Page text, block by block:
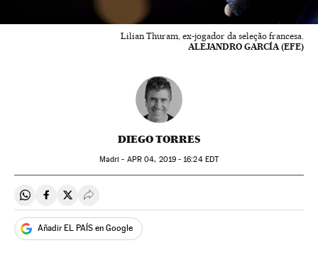
Lilian Thuram, ex-jogador da seleção francesa.
ALEJANDRO GARCÍA (EFE)
DIEGO TORRES
Madri - APR 04, 2019 - 16:24EDT
Compartir en Whatsapp
Compartir en Facebook
Compartir en Twitter
Desplegar Redes Sociales
Añadir EL PAÍS en Google